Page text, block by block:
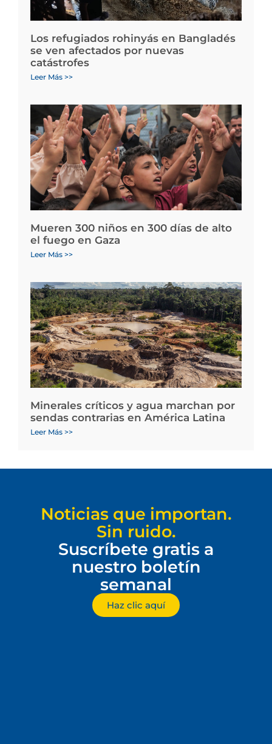
Los refugiados rohinyás en Bangladés
se ven afectados por nuevas
catástrofes
Leer Más >>
Mueren 300 niños en 300 días de alto
el fuego en Gaza
Leer Más >>
Minerales críticos y agua marchan por
sendas contrarias en América Latina
Leer Más >>
Noticias que importan.
Sin ruido.
Suscríbete gratis a
nuestro boletín
semanal
Haz clic aquí